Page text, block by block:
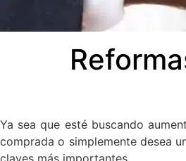
Ya sea que esté buscando
comprada o simplemente desea
claves más importantes